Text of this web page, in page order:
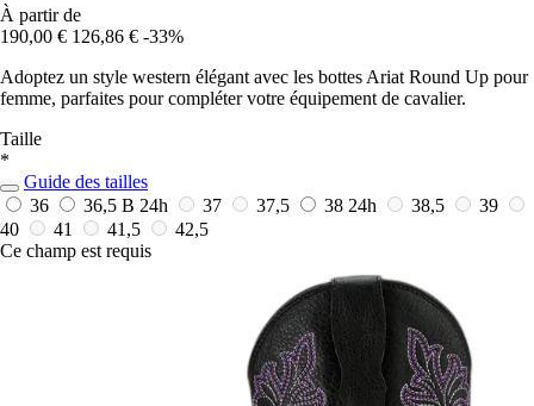
À partir de
190,00 € 126,86 € -33%
Adoptez un style western élégant avec les bottes Ariat Round Up pour
femme, parfaites pour compléter votre équipement de cavalier.
Taille
*
Guide des tailles
36
36,5 B 24h 37 37,5 38 24h 38,5
39
40
41 41,5
42,5
Ce champ est requis